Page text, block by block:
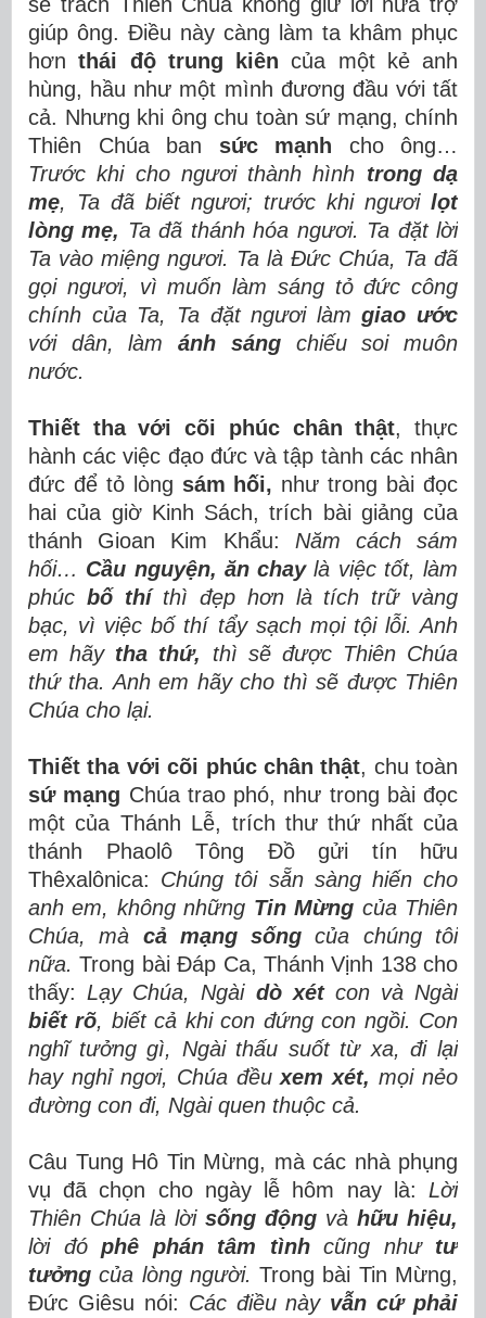
giúp ông. Điều này càng làm ta khâm phục
hơnthái độ trung kiên của một kẻ anh
hùng, hầu như một mình đương đầu với tất
cả. Nhưng khi ông chu toàn sứ mạng, chính
Thiên Chúa ban sức mạnh cho ông…
Trước khi cho ngươi thành hình trong dạ
mẹ, Ta đã biết ngươi; trước khi ngươi lọt
lòng mẹ, Ta đã thánh hóa ngươi. Ta đặt lời
Ta vào miệng ngươi. Ta là Đức Chúa, Ta đã
gọi ngươi, vì muốn làm sáng tỏ đức công
chính của Ta, Ta đặt ngươi làmgiao ước
với dân, làmánh sángchiếu soi muôn
nước.
Thiết tha với cõi phúc chân thật, thực
hành các việc đạo đức và tập tành các nhân
đức để tỏ lòng sám hối, như trong bài đọc
hai của giờ Kinh Sách, trích bài giảng của
thánh Gioan Kim Khẩu: Năm cách sám
hối… Cầu nguyện, ăn chaylà việc tốt, làm
phúc bố thíthì đẹp hơn là tích trữ vàng
bạc, vì việc bố thí tẩy sạch mọi tội lỗi. Anh
em hãy tha thứ, thì sẽ được Thiên Chúa
thứ tha. Anh em hãy cho thì sẽ được Thiên
Chúa cho lại.
Thiết tha với cõi phúc chân thật, chu toàn
sứ mạng Chúa trao phó, như trong bài đọc
một của Thánh Lễ, trích thư thứ nhất của
thánh Phaolô Tông Đồ gửi tín hữu
Thêxalônica: Chúng tôi sẵn sàng hiến cho
anh em, không những Tin Mừng của Thiên
Chúa, mà cả mạng sống của chúng tôi
nữa.Trong bài Đáp Ca, Thánh Vịnh 138 cho
thấy: Lạy Chúa, Ngài dò xétcon và Ngài
biết rõ, biết cả khi con đứng con ngồi. Con
nghĩ tưởng gì, Ngài thấu suốt từ xa, đi lại
hay nghỉ ngơi, Chúa đềuxem xét, mọi nẻo
đường con đi, Ngài quen thuộc cả.
Câu Tung Hô Tin Mừng, mà các nhà phụng
vụ đã chọn cho ngày lễ hôm nay là: Lời
Thiên Chúa là lời sống động và hữu hiệu,
lời đó phê phán tâm tìnhcũng như tư
tưởng của lòng người.Trong bài Tin Mừng,
Đức Giêsu nói: Các điều này vẫn cứ phải